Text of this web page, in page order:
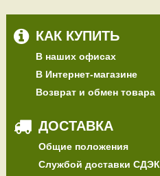
КАК КУПИТЬ
В наших офисах
В Интернет-магазине
Возврат и обмен товара
ДОСТАВКА
Общие положения
Службой доставки СДЭК